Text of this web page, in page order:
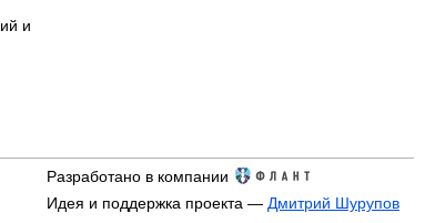
и
Разработано в компании
Идея и поддержка проекта — Дмитрий Шурупов